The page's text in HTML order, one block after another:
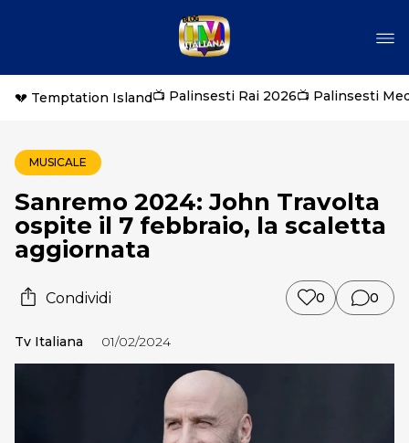
💔 Temptation Island📺 Palinsesti Rai 2026📺 Palinsesti
MUSICALE
Sanremo 2024: John Travolta
ospite il 7 febbraio, la scaletta
aggiornata
Condividi 0 0
Tv Italiana 01/02/2024